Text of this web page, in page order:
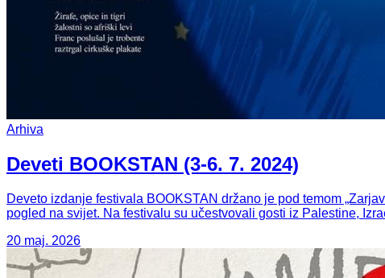
Arhiva
Deveti BOOKSTAN (3-6. 7. 2024)
Deveto izdanje festivala BOOKSTAN držano je pod temom
pogled na svijet. Na festivalu su učestvovali gosti iz Palestine,
20 maj. 2026